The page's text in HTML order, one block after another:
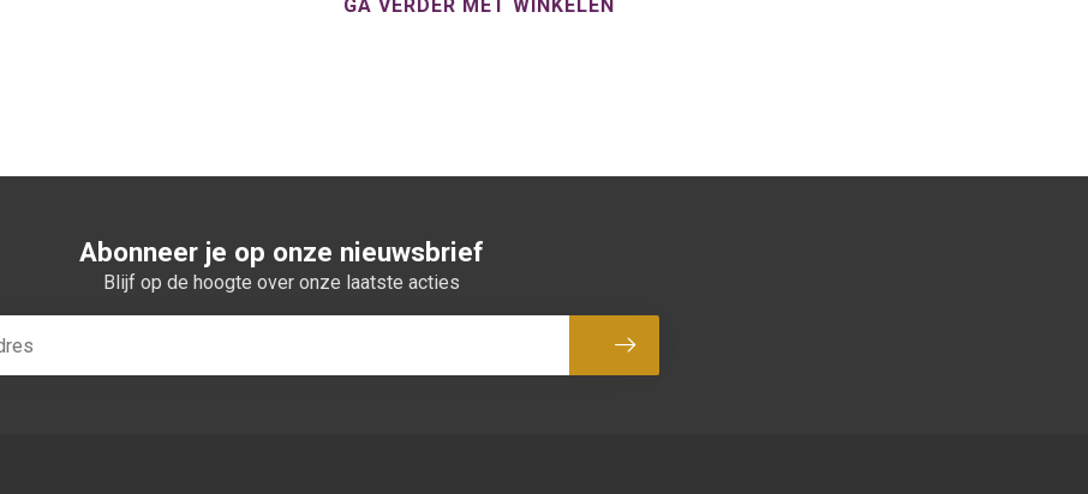
GA VERDER MET WINKELEN
Abonneer je op onze nieuwsbrief
Blijf op de hoogte over onze laatste acties
Abonneer